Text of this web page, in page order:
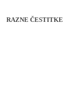
RAZNE ČESTITKE